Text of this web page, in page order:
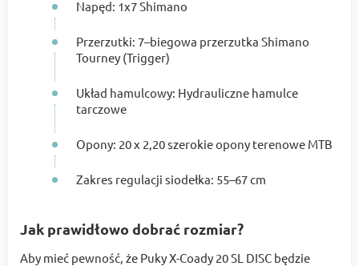
Napęd: 1x7 Shimano
Przerzutki: 7–biegowa przerzutka Shimano
Tourney (Trigger)
Układ hamulcowy: Hydrauliczne hamulce
tarczowe
Opony: 20 x 2,20 szerokie opony terenowe MTB
Zakres regulacji siodełka: 55–67 cm
Jak prawidłowo dobrać rozmiar?
Aby mieć pewność, że Puky X-Coady 20 SL DISC będzie